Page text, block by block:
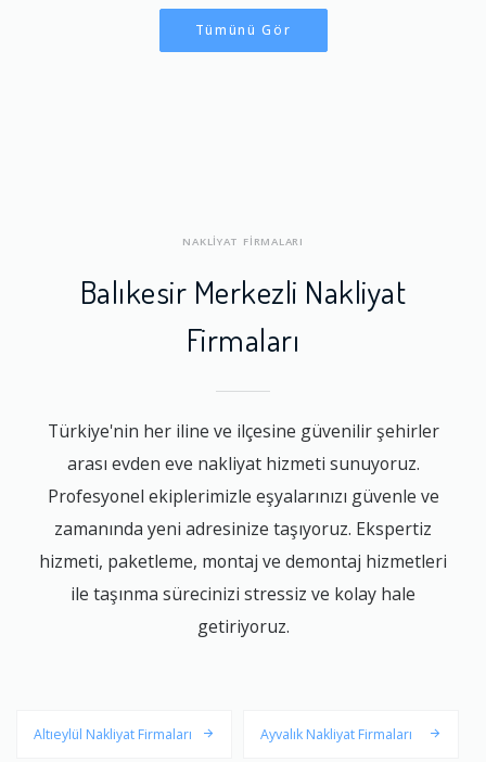
Tümünü Gör
NAKLİYAT FİRMALARI
Balıkesir Merkezli Nakliyat
Firmaları
Türkiye'nin her iline ve ilçesine güvenilir şehirler
arası evden eve nakliyat hizmeti sunuyoruz.
Profesyonel ekiplerimizle eşyalarınızı güvenle ve
zamanında yeni adresinize taşıyoruz. Ekspertiz
hizmeti, paketleme, montaj ve demontaj hizmetleri
ile taşınma sürecinizi stressiz ve kolay hale
getiriyoruz.
Altıeylül Nakliyat Firmaları Ayvalık Nakliyat Firmaları